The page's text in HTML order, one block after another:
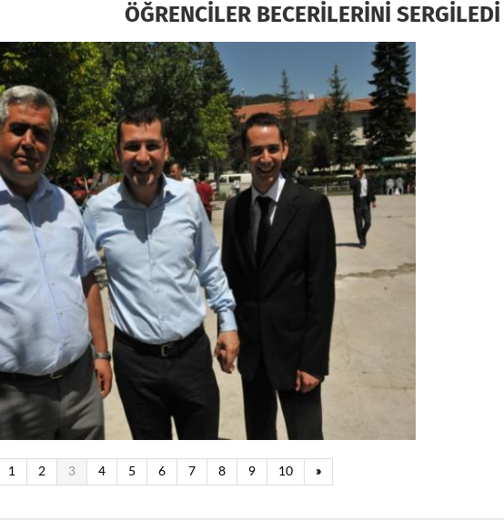
ÖĞRENCİLER BECERİLERİNİ SERGİLEDİ
1 2 3 4 5 6 7 8 9 10 »